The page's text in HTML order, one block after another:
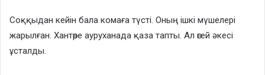
Соққыдан кейін бала комаға түсті. Оның ішкі мүшелері
жарылған. Хантөре ауруханада қаза тапты. Ал өгей әкесі
ұсталды.